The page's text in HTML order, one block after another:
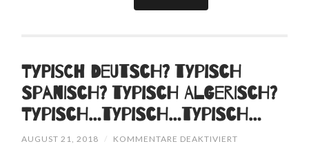
Typisch Deutsch? Typisch
Spanisch? Typisch Algerisch?
Typisch…Typisch…Typisch…
AUGUST 21, 2018 / KOMMENTARE DEAKTIVIERT